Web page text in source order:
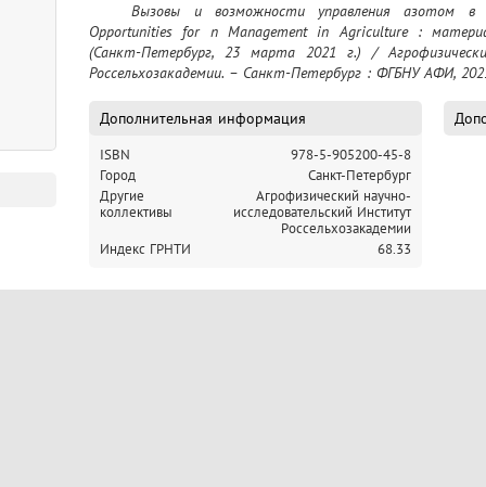
	Вызовы и возможности управления азотом в сельском хозяйстве = Challenges and
Opportunities for n Management in Agriculture :
(Санкт-Петербург, 23 марта 2021 г.) /
Россельхозакадемии. – Санкт-Петербург : ФГБНУ АФИ,
Дополнительная информация
ISBN
978-5-905200-45-8
Город
Санкт-Петербург
Другие
коллективы
Агрофизический научно-
исследовательский Институт
Россельхозакадемии
Индекс ГРНТИ
68.33